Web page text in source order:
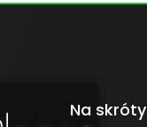
Na skróty